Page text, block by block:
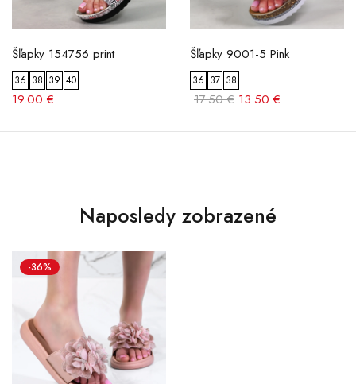
Šľapky 154756 print
36 38 39 40
19.00 €
Šľapky 9001-5 Pink
36 37 38
17.50 € 13.50 €
Naposledy zobrazené
-36%